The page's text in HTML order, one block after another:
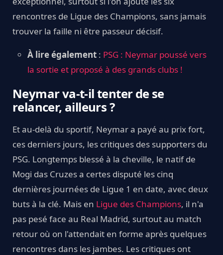
rencontres de Ligue des Champions, sans jamais
trouver la faille ni être passeur décisif.
À lire également : PSG : Neymar poussé vers
la sortie et proposé à des grands clubs !
Neymar va-t-il tenter de se
relancer, ailleurs ?
Et au-delà du sportif, Neymar a payé au prix fort,
ces derniers jours, les critiques des supporters du
PSG. Longtemps blessé à la cheville, le natif de
Mogi das Cruzes a certes disputé les cinq
dernières journées de Ligue 1 en date, avec deux
buts à la clé. Mais en Ligue des Champions, il n'a
pas pesé face au Real Madrid, surtout au match
retour où on l'attendait en forme après quelques
rencontres dans les jambes. Les critiques ont